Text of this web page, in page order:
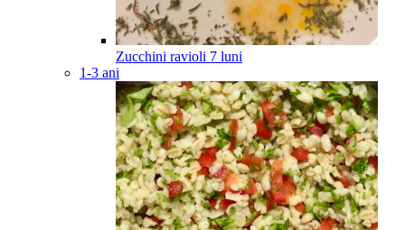
Zucchini ravioli 7 luni
1-3 ani